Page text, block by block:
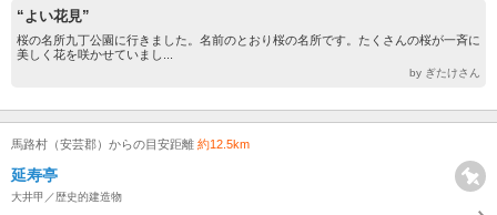
“よい花見”
桜の名所九丁公園に行きました。名前のとおり桜の名所です。たくさんの桜が一斉に
美しく花を咲かせていまし...
by ぎたけさん
馬路村（安芸郡）からの目安距離 約12.5km
延寿亭
大井甲／歴史的建造物